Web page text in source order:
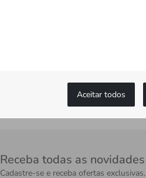
Aceitar todos
Receba todas as novidades
Cadastre-se e receba ofertas exclusivas.